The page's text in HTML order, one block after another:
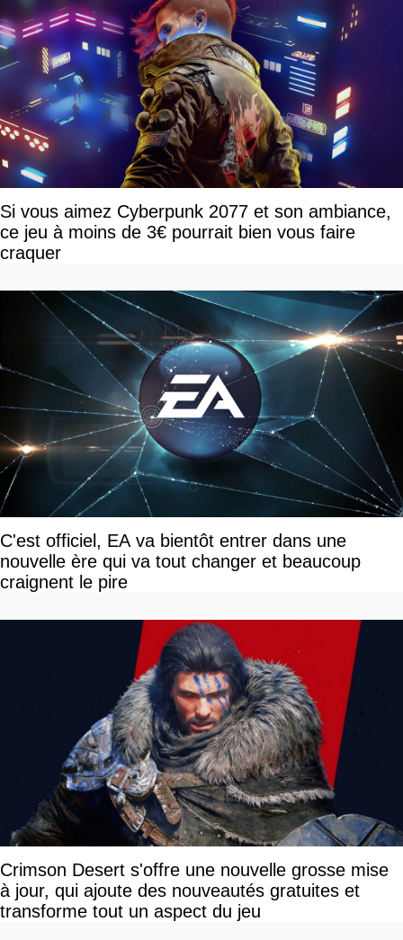
Si vous aimez Cyberpunk 2077 et son ambiance,
ce jeu à moins de 3€ pourrait bien vous faire
craquer
C'est officiel, EA va bientôt entrer dans une
nouvelle ère qui va tout changer et beaucoup
craignent le pire
Crimson Desert s'offre une nouvelle grosse mise
à jour, qui ajoute des nouveautés gratuites et
transforme tout un aspect du jeu